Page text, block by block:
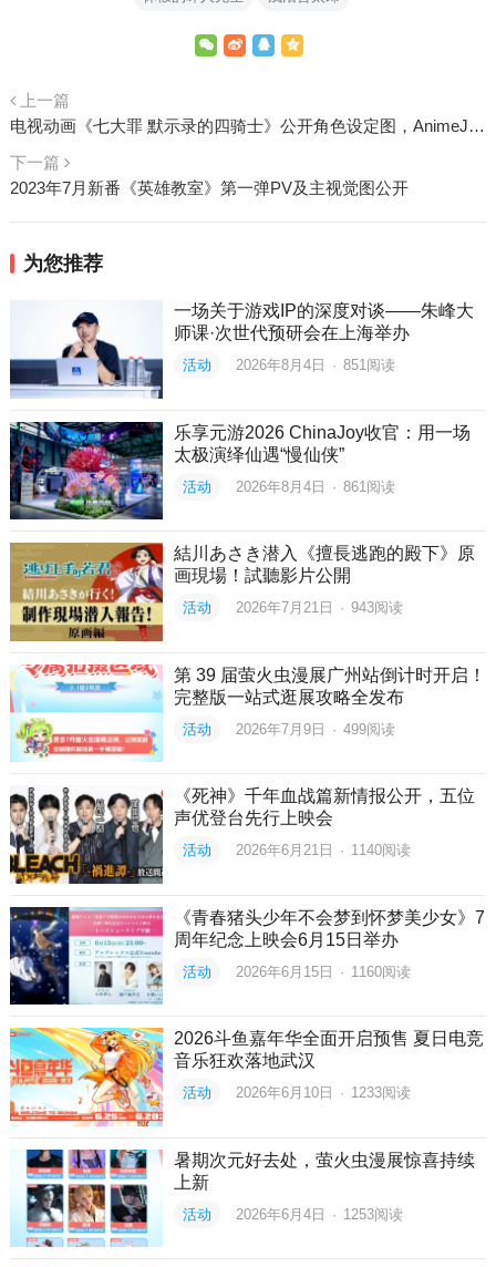
上一篇
电视动画《七大罪 默示录的四骑士》公开角色设定图，AnimeJapan2023将公开主演声优
下一篇
2023年7月新番《英雄教室》第一弹PV及主视觉图公开
为您推荐
一场关于游戏IP的深度对谈——朱峰大
师课·次世代预研会在上海举办
活动 2026年8月4日 · 851阅读
乐享元游2026 ChinaJoy收官：用一场
太极演绎仙遇“慢仙侠”
活动 2026年8月4日 · 861 阅读
結川あさき潜入《擅長逃跑的殿下》原
画現場！試聽影片公開
活动 2026年7月21日 · 943阅读
第 39 届萤火虫漫展广州站倒计时开启！
完整版一站式逛展攻略全发布
活动 2026年7月9日 · 499阅读
《死神》千年血战篇新情报公开，五位
声优登台先行上映会
活动 2026年6月21日 · 1140阅读
《青春猪头少年不会梦到怀梦美少女》7
周年纪念上映会6月15日举办
活动 2026年6月15日 · 1160阅读
2026斗鱼嘉年华全面开启预售 夏日电竞
音乐狂欢落地武汉
活动 2026年6月10日 · 1233阅读
暑期次元好去处，萤火虫漫展惊喜持续
上新
活动 2026年6月4日 · 1253阅读